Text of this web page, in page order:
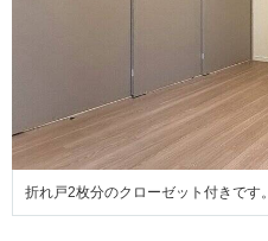
折れ戸2枚分のクローゼット付きです。